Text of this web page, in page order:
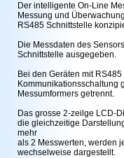
Der intelligente On-Line
Messung und
RS485 Schnittstelle
Die Messdaten des
Schnittstelle ausgegeben.
Bei den Geräten mit
Kommunikationsschaltung
Messumformers getrennt.
Das grosse 2-zeilge LCD-
die gleichzeitige
mehr
als 2 Messwerten, werden
wechselweise dargestellt.